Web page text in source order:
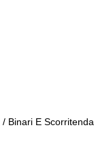
/ Binari E Scorritenda